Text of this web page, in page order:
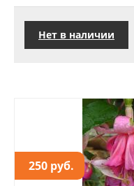
Нет в наличии
250 руб.